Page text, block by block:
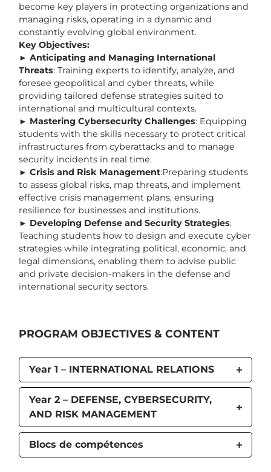
become key players in protecting organizations and
managing risks, operating in a dynamic and
constantly evolving global environment.
Key Objectives:
► Anticipating and Managing International
Threats: Training experts to identify, analyze, and
foresee geopolitical and cyber threats, while
providing tailored defense strategies suited to
international and multicultural contexts.
► Mastering Cybersecurity Challenges: Equipping
students with the skills necessary to protect critical
infrastructures from cyberattacks and to manage
security incidents in real time.
► Crisis and Risk Management:Preparing students
to assess global risks, map threats, and implement
effective crisis management plans, ensuring
resilience for businesses and institutions.
► Developing Defense and Security Strategies:
Teaching students how to design and execute cyber
strategies while integrating political, economic, and
legal dimensions, enabling them to advise public
and private decision-makers in the defense and
international security sectors.
PROGRAM OBJECTIVES & CONTENT
Year 1 – INTERNATIONAL RELATIONS
Year 2 – DEFENSE, CYBERSECURITY,
AND RISK MANAGEMENT
Blocs de compétences